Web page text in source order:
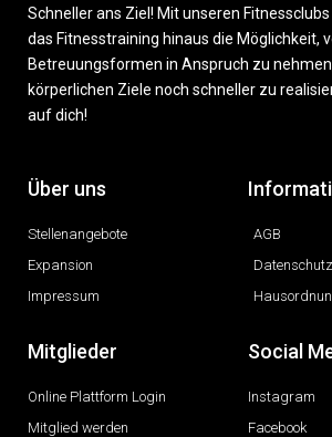
Schneller ans Ziel! Mit unseren
das Fitnesstraining hinaus die Möglichkeit,
Betreuungsformen in Anspruch zu
körperlichen Ziele noch schneller zu
auf dich!
Über uns
Stellenangebote
Expansion
Impressum
AGB
Datenschutz
Mitglieder
Online Plattform Login
Mitglied werden
Social
Instagram
Facebook